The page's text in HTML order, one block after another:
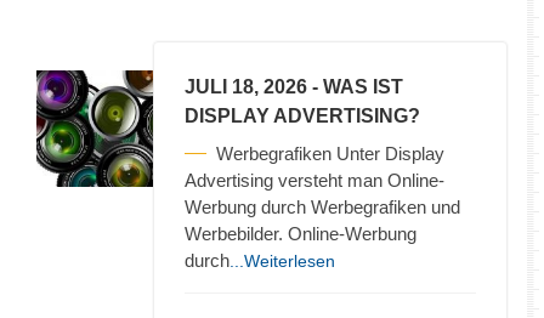
JULI 18, 2026 - WAS IST
DISPLAY ADVERTISING?
Werbegrafiken Unter Display
Advertising versteht man Online-
Werbung durch Werbegrafiken und
Werbebilder. Online-Werbung
durch ...Weiterlesen